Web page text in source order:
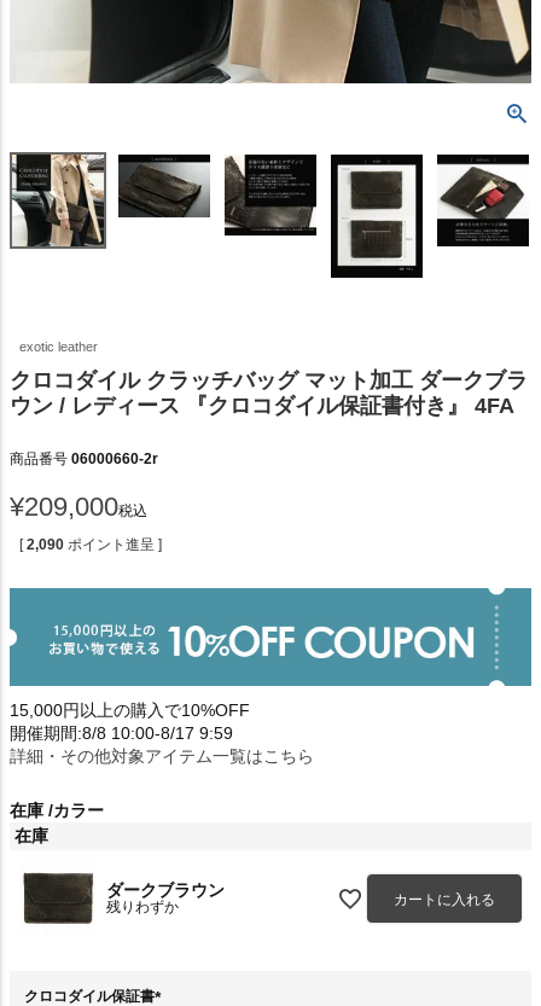
exotic leather
クロコダイル クラッチバッグ マット加工 ダークブラ
ウン / レディース 『クロコダイル保証書付き』 4FA
商品番号 06000660-2r
¥209,000税込
[ 2,090 ポイント進呈 ]
15,000円以上の購入で10%OFF
開催期間:8/8 10:00-8/17 9:59
詳細・その他対象アイテム一覧はこちら
在庫 カラー
在庫
ダークブラウン
残りわずか カートに入れる
クロコダイル保証書